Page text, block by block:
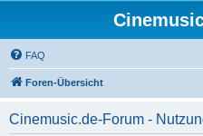
FAQ
Foren-Übersicht
Cinemusic.de-Forum -